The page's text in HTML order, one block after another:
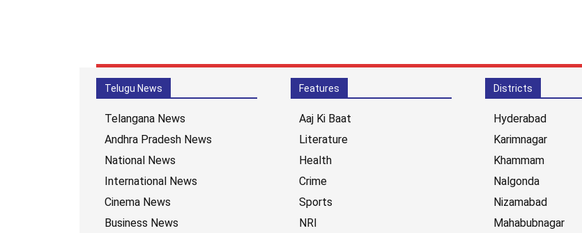
Telugu News
Telangana News
Andhra Pradesh News
National News
International News
Cinema News
Business News
Features
Aaj Ki Baat
Literature
Health
Crime
Sports
NRI
Districts
Hyderabad
Karimnagar
Khammam
Nalgonda
Nizamabad
Mahabubnagar